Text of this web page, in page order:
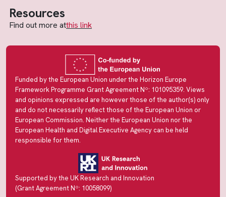
Resources
Find out more atthis link
Funded by the European Union under the Horizon Europe
Framework Programme Grant Agreement Nº: 101095359. Views
and opinions expressed are however those of the author(s) only
and do not necessarily reflect those of the European Union or
European Commission. Neither the European Union nor the
European Health and Digital Executive Agency can be held
responsible for them.
Supported by the UK Research and Innovation
(Grant Agreement Nº: 10058099)